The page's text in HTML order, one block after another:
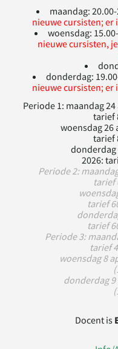
maandag:
nieuwe cursisten; er
woensdag:
nieuwe cursisten,
donderdag:
nieuwe cursisten; er
Periode 1: maandag
tarief
woensdag 26
tarief
donderdag 27
2026:
Periode 2:
tarief
woensdag 14
tarief
donderdag 15
tarief
Periode 3:
tarief
woensdag 8 april
donderdag 9
Docent is